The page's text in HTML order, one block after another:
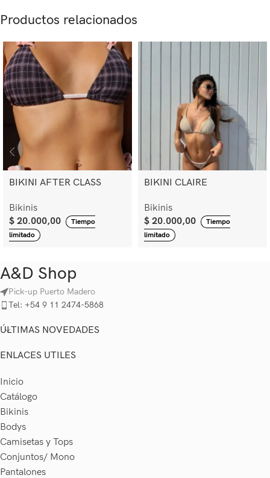
Productos relacionados
BIKINI AFTER CLASS
Bikinis
$ 20.000,00
Tiempo
limitado
BIKINI CLAIRE
Bikinis
$ 20.000,00
Tiempo
limitado
A&D Shop
Pick-up Puerto Madero
Tel: +54 9 11 2474-5868
ÚLTIMAS NOVEDADES
ENLACES UTILES
Inicio
Catálogo
Bikinis
Bodys
Camisetas y Tops
Conjuntos/ Mono
Pantalones